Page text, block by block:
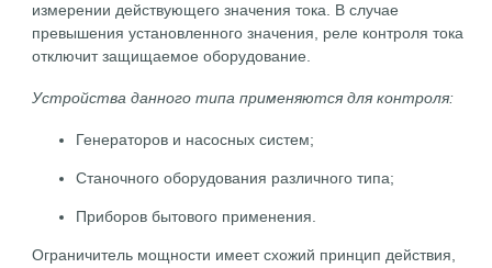
измерении действующего значения тока. В случае
превышения установленного значения, реле контроля тока
отключит защищаемое оборудование.
Устройства данного типа применяются для контроля:
Генераторов и насосных систем;
Станочного оборудования различного типа;
Приборов бытового применения.
Ограничитель мощности имеет схожий принцип действия,